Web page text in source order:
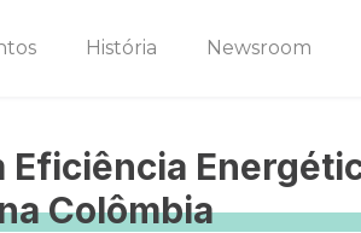
História Newsroom
Colômbia